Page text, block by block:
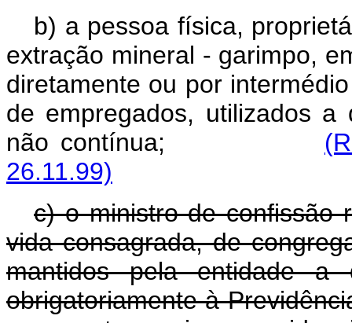
b) a pessoa física,
extração mineral - garimpo,
diretamente ou por
de empregados, utilizados
não contínua;
26.11.99)
c) o ministro de confissão
vida consagrada, de
mantidos pela entidade a
obrigatoriamente à